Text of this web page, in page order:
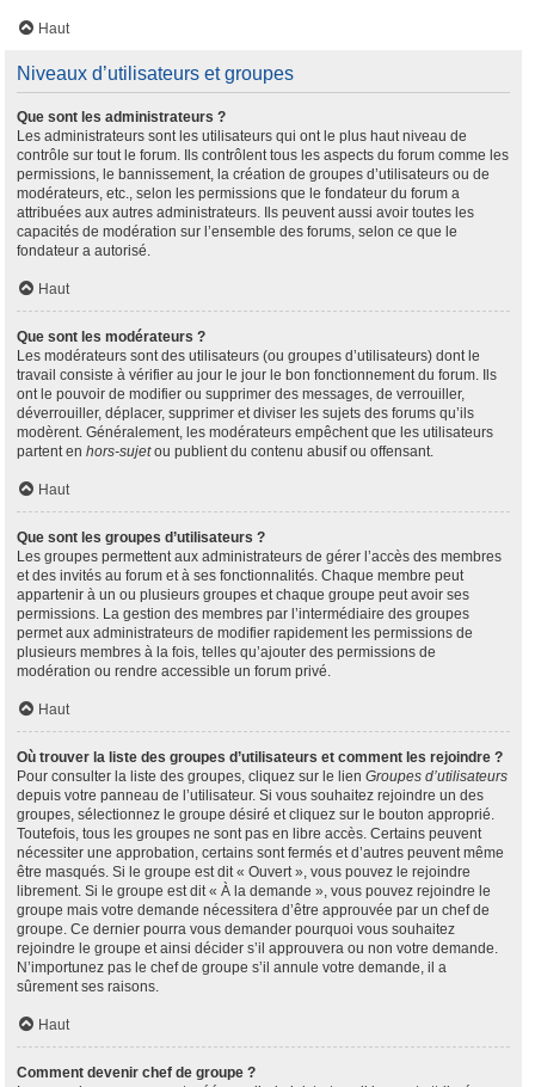
Haut
Niveaux d’utilisateurs et groupes
Que sont les administrateurs ?
Les administrateurs sont les utilisateurs qui ont le plus haut niveau de
contrôle sur tout le forum. Ils contrôlent tous les aspects du forum comme les
permissions, le bannissement, la création de groupes d’utilisateurs ou de
modérateurs, etc., selon les permissions que le fondateur du forum a
attribuées aux autres administrateurs. Ils peuvent aussi avoir toutes les
capacités de modération sur l’ensemble des forums, selon ce que le
fondateur a autorisé.
Haut
Que sont les modérateurs ?
Les modérateurs sont des utilisateurs (ou groupes d’utilisateurs) dont le
travail consiste à vérifier au jour le jour le bon fonctionnement du forum. Ils
ont le pouvoir de modifier ou supprimer des messages, de verrouiller,
déverrouiller, déplacer, supprimer et diviser les sujets des forums qu’ils
modèrent. Généralement, les modérateurs empêchent que les utilisateurs
partent en hors-sujetou publient du contenu abusif ou offensant.
Haut
Que sont les groupes d’utilisateurs ?
Les groupes permettent aux administrateurs de gérer l’accès des membres
et des invités au forum et à ses fonctionnalités. Chaque membre peut
appartenir à un ou plusieurs groupes et chaque groupe peut avoir ses
permissions. La gestion des membres par l’intermédiaire des groupes
permet aux administrateurs de modifier rapidement les permissions de
plusieurs membres à la fois, telles qu’ajouter des permissions de
modération ou rendre accessible un forum privé.
Haut
Où trouver la liste des groupes d’utilisateurs et comment les rejoindre ?
Pour consulter la liste des groupes, cliquez sur le lien Groupes d’utilisateurs
depuis votre panneau de l’utilisateur. Si vous souhaitez rejoindre un des
groupes, sélectionnez le groupe désiré et cliquez sur le bouton approprié.
Toutefois, tous les groupes ne sont pas en libre accès. Certains peuvent
nécessiter une approbation, certains sont fermés et d’autres peuvent même
être masqués. Si le groupe est dit « Ouvert », vous pouvez le rejoindre
librement. Si le groupe est dit « À la demande », vous pouvez rejoindre le
groupe mais votre demande nécessitera d’être approuvée par un chef de
groupe. Ce dernier pourra vous demander pourquoi vous souhaitez
rejoindre le groupe et ainsi décider s’il approuvera ou non votre demande.
N’importunez pas le chef de groupe s’il annule votre demande, il a
sûrement ses raisons.
Haut
Comment devenir chef de groupe ?